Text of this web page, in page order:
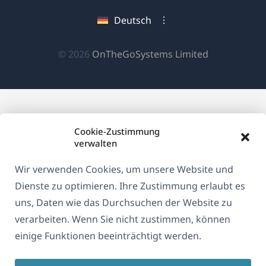
Cookie-Zustimmung
verwalten
Wir verwenden Cookies, um unsere Website und
Dienste zu optimieren. Ihre Zustimmung erlaubt es
uns, Daten wie das Durchsuchen der Website zu
verarbeiten. Wenn Sie nicht zustimmen, können
einige Funktionen beeinträchtigt werden.
© 2026 OnTheGoSystems Limited(öffnet
einem
Deutsch
neuenneuen